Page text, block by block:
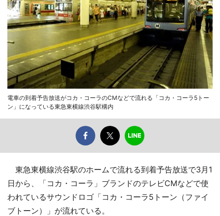
電車の到着予告放送がコカ・コーラのCMなどで流れる「コカ・コーラ5トー
ン」になっている東急東横線渋谷駅構内
東急東横線渋谷駅のホームで流れる到着予告放送で3月1
日から、「コカ・コーラ」ブランドのテレビCMなどで使
われているサウンドロゴ「コカ・コーラ5トーン（ファイ
ブトーン）」が流れている。